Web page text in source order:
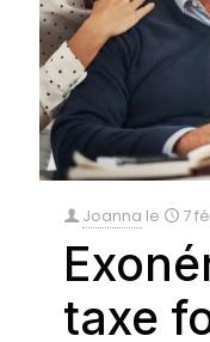
Joanna le 7
taxe